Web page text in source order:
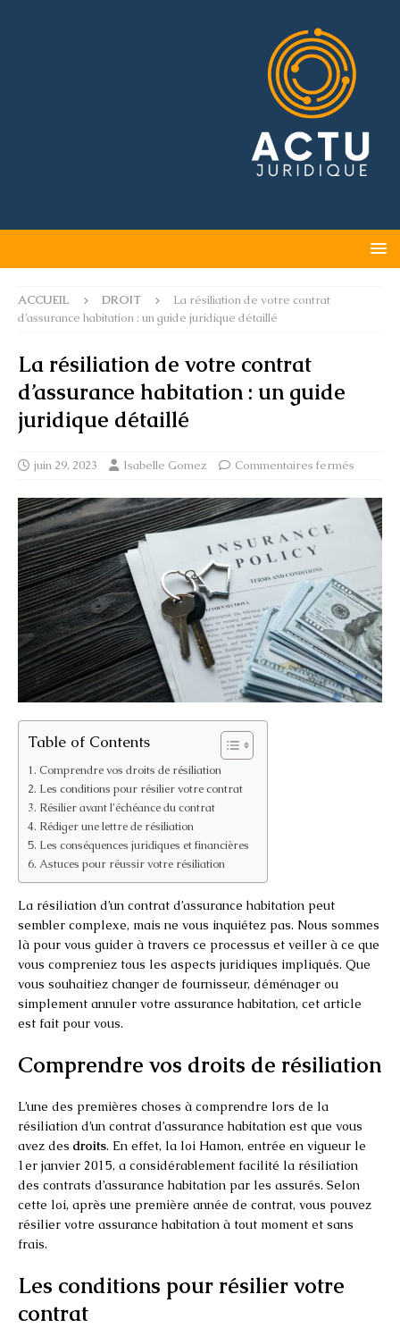
ACCUEIL DROIT
La résiliation de votre contrat
d’assurance habitation : un guide juridique détaillé
La résiliation de votre contrat
d’assurance habitation : un guide
juridique détaillé
juin 29, 2023 Isabelle Gomez Commentaires fermés
Table of Contents
Comprendre vos droits de résiliation
Les conditions pour résilier votre contrat
Résilier avant l’échéance du contrat
Rédiger une lettre de résiliation
Les conséquences juridiques et financières
Astuces pour réussir votre résiliation
La résiliation d’un contrat d’assurance habitation peut
sembler complexe, mais ne vous inquiétez pas. Nous sommes
là pour vous guider à travers ce processus et veiller à ce que
vous compreniez tous les aspects juridiques impliqués. Que
vous souhaitiez changer de fournisseur, déménager ou
simplement annuler votre assurance habitation, cet article
est fait pour vous.
Comprendre vos droits de résiliation
L’une des premières choses à comprendre lors de la
résiliation d’un contrat d’assurance habitation est que vous
avez des droits. En effet, la loi Hamon, entrée en vigueur le
1er janvier 2015, a considérablement facilité la résiliation
des contrats d’assurance habitation par les assurés. Selon
cette loi, après une première année de contrat, vous pouvez
résilier votre assurance habitation à tout moment et sans
frais.
Les conditions pour résilier votre
contrat